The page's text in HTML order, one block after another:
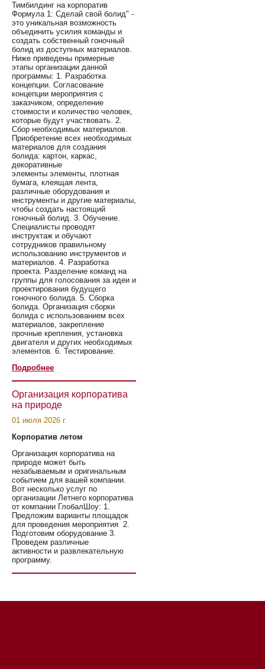
Тимбилдинг на корпоратив
Формула 1: Сделай свой болид" -
это уникальная возможность
объединить усилия команды и
создать собственный гоночный
болид из доступных материалов.
Ниже приведены примерные
этапы организации данной
программы: 1. Разработка
концепции. Согласование
концепции мероприятия с
заказчиком, определение
стоимости и количество человек,
которые будут участвовать. 2.
Сбор необходимых материалов.
Приобретение всех необходимых
материалов для создания
болида: картон, каркас,
декоративные
элементы элементы, плотная
бумага, клеящая лента,
различные оборудования и
инструменты и другие материалы,
чтобы создать настоящий
гоночный болид. 3. Обучение.
Специалисты проводят
инструктаж и обучают
сотрудников правильному
использованию инструментов и
материалов. 4. Разработка
проекта. Разделение команд на
группы для голосования за идеи и
проектирования будущего
гоночного болида. 5. Сборка
болида. Организация сборки
болида с использованием всех
материалов, закрепление
прочные крепления, установка
двигателя и других необходимых
элементов. 6. Тестирование.
Подробнее
Организация корпоратива
на природе
01 июля 2026 г.
Корпоратив летом
Организация корпоратива на
природе может быть
незабываемым и оригинальным
событием для вашей компании.
Вот несколько услуг по
организации Летнего корпоратива
от компании ГлобалШоу: 1.
Предложим варианты площадок
для проведения мероприятия 2.
Подготовим оборудование 3.
Проведем различные
активности и развлекательную
программу.